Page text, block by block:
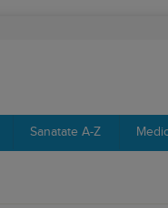
Sanatate A-Z